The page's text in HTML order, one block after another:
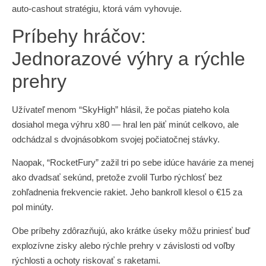
auto‑cashout stratégiu, ktorá vám vyhovuje.
Príbehy hráčov:
Jednorazové výhry a rýchle
prehry
Užívateľ menom “SkyHigh” hlásil, že počas piateho kola
dosiahol mega výhru x80 — hral len päť minút celkovo, ale
odchádzal s dvojnásobkom svojej počiatočnej stávky.
Naopak, “RocketFury” zažil tri po sebe idúce havárie za menej
ako dvadsať sekúnd, pretože zvolil Turbo rýchlosť bez
zohľadnenia frekvencie rakiet. Jeho bankroll klesol o €15 za
pol minúty.
Obe príbehy zdôrazňujú, ako krátke úseky môžu priniesť buď
explozívne zisky alebo rýchle prehry v závislosti od voľby
rýchlosti a ochoty riskovať s raketami.